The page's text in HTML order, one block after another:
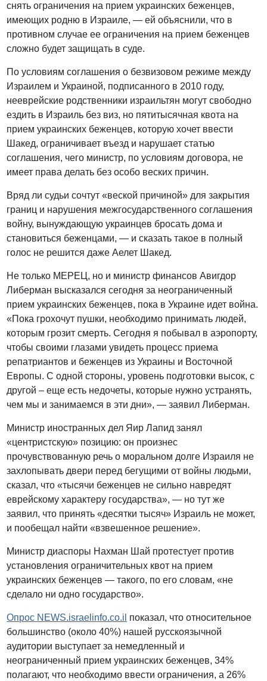
снять ограничения на прием украинских беженцев,
имеющих родню в Израиле, — ей объяснили, что в
противном случае ее ограничения на прием беженцев
сложно будет защищать в суде.
По условиям соглашения о безвизовом режиме между
Израилем и Украиной, подписанного в 2010 году,
нееврейские родственники израильтян могут свободно
ездить в Израиль без виз, но пятитысячная квота на
прием украинских беженцев, которую хочет ввести
Шакед, ограничивает въезд и нарушает статью
соглашения, чего министр, по условиям договора, не
имеет права делать без особо веских причин.
Вряд ли судьи сочтут «веской причиной» для закрытия
границ и нарушения межгосударственного соглашения
войну, вынуждающую украинцев бросать дома и
становиться беженцами, — и сказать такое в полный
голос не решится даже Аелет Шакед.
Не только МЕРЕЦ, но и министр финансов Авигдор
Либерман высказался сегодня за неограниченный
прием украинских беженцев, пока в Украине идет война.
«Пока грохочут пушки, необходимо принимать людей,
которым грозит смерть. Сегодня я побывал в аэропорту,
чтобы своими глазами увидеть процесс приема
репатриантов и беженцев из Украины и Восточной
Европы. С одной стороны, уровень подготовки высок, с
другой – еще есть недочеты, которые нужно устранять,
чем мы и занимаемся в эти дни», — заявил Либерман.
Министр иностранных дел Яир Лапид занял
«центристскую» позицию: он произнес
прочувствованную речь о моральном долге Израиля не
захлопывать двери перед бегущими от войны людьми,
сказал, что «тысячи беженцев не сильно навредят
еврейскому характеру государства», — но тут же
заявил, что принять «десятки тысяч» Израиль не может,
и пообещал найти «взвешенное решение».
Министр диаспоры Нахман Шай протестует против
установления ограничительных квот на прием
украинских беженцев — такого, по его словам, «не
сделало ни одно государство».
Опрос NEWS.israelinfo.co.il показал, что относительное
большинство (около 40%) нашей русскоязычной
аудитории выступает за немедленный и
неограниченный прием украинских беженцев, 34%
полагают, что необходимо ввести ограничения, а 26%